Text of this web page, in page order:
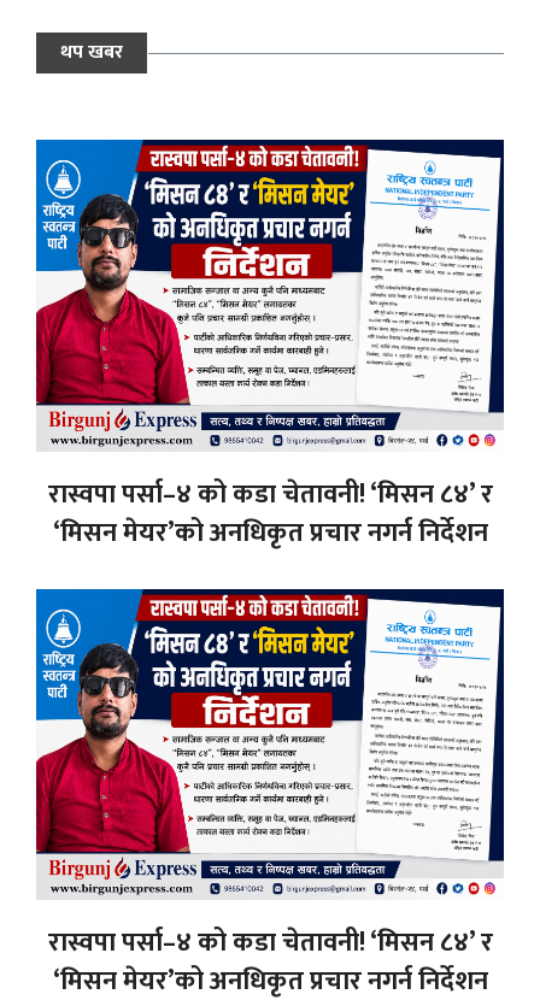
थप खबर
रास्वपा पर्सा–४ को कडा चेतावनी! ‘मिसन ८४’ र
‘मिसन मेयर’को अनधिकृत प्रचार नगर्न निर्देशन
रास्वपा पर्सा–४ को कडा चेतावनी! ‘मिसन ८४’ र
‘मिसन मेयर’को अनधिकृत प्रचार नगर्न निर्देशन